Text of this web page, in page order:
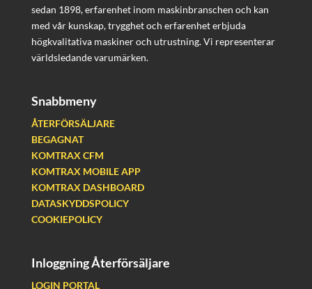
sedan 1898, erfarenhet inom maskinbranschen och kan
med vår kunskap, trygghet och erfarenhet erbjuda
högkvalitativa maskiner och utrustning. Vi representerar
världsledande varumärken.
Snabbmeny
ÅTERFÖRSÄLJARE
BEGAGNAT
KOMTRAX CFM
KOMTRAX MOBILE APP
KOMTRAX DASHBOARD
DATASKYDDSPOLICY
COOKIEPOLICY
Inloggning Återförsäljare
LOGIN PORTAL